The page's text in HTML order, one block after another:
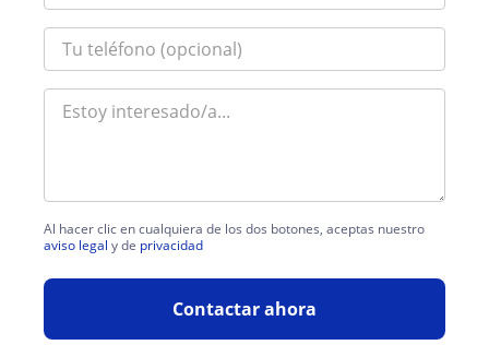
Al hacer clic en cualquiera de los dos botones, aceptas nuestro
aviso legal y de privacidad
Contactar ahora